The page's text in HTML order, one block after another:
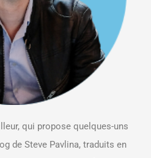
qui propose quelques-uns
de Steve Pavlina, traduits en